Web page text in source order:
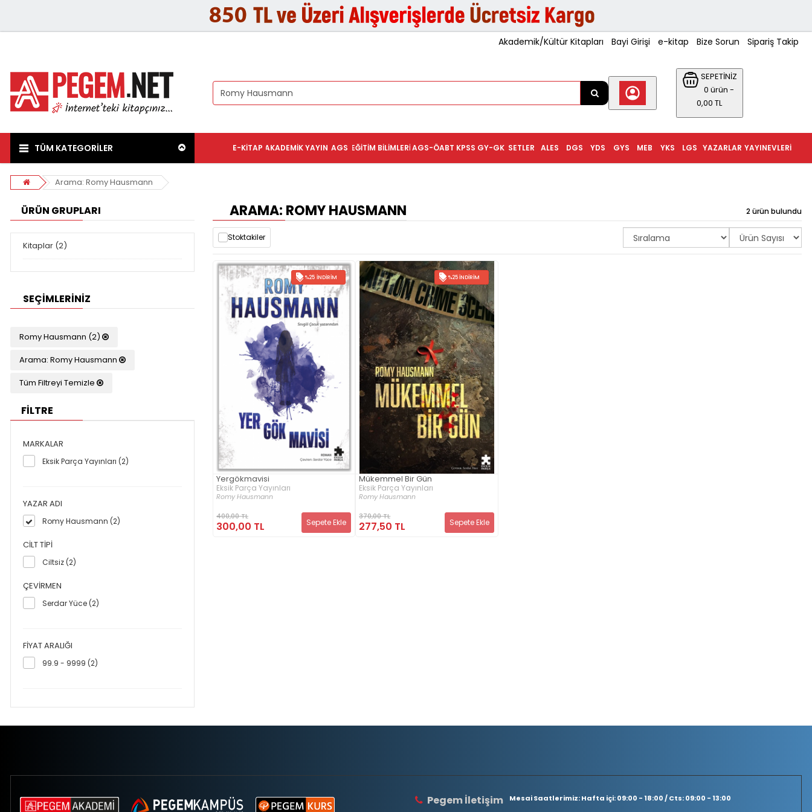
Akademik/Kültür Kitapları Bayi Girişi e-kitap Bize Sorun Sipariş Takip
SEPETİNİZ
0 ürün -
0,00 TL
TÜM KATEGORİLER YAYINEVLERI
YAZARLAR
LGS
YKS
MEB
GYS
YDS
DGS
ALES
SETLER
KPSS GY-GK
AGS-ÖABT
EĞITIM BILIMLERI
AGS
AKADEMIK YAYIN
E-KITAP
Arama: Romy Hausmann
ÜRÜN GRUPLARI
Kitaplar (2)
SEÇIMLERINIZ
Romy Hausmann (2)
Arama: Romy Hausmann
Tüm Filtreyi Temizle
FİLTRE
MARKALAR
Eksik Parça Yayınları (2)
YAZAR ADI
Romy Hausmann (2)
CILT TIPI
Ciltsiz (2)
ÇEVIRMEN
Serdar Yüce (2)
FIYAT ARALIĞI
99.9 - 9999 (2)
ARAMA: ROMY HAUSMANN 2 ürün bulundu
Stoktakiler
%25 İNDIRIM
Yergökmavisi
Eksik Parça Yayınları
Romy Hausmann
400,00 TL
300,00 TL Sepete Ekle
%25 İNDIRIM
Mükemmel Bir Gün
Eksik Parça Yayınları
Romy Hausmann
370,00 TL
277,50 TL Sepete Ekle
Pegem İletişim Mesai Saatlerimiz: Hafta içi: 09:00 - 18:00 / Cts: 09:00 - 13:00